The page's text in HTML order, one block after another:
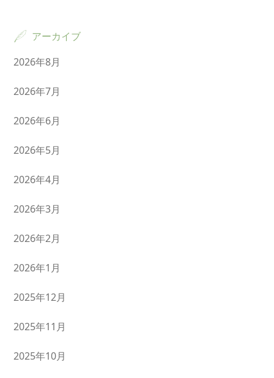
アーカイブ
2026年8月
2026年7月
2026年6月
2026年5月
2026年4月
2026年3月
2026年2月
2026年1月
2025年12月
2025年11月
2025年10月